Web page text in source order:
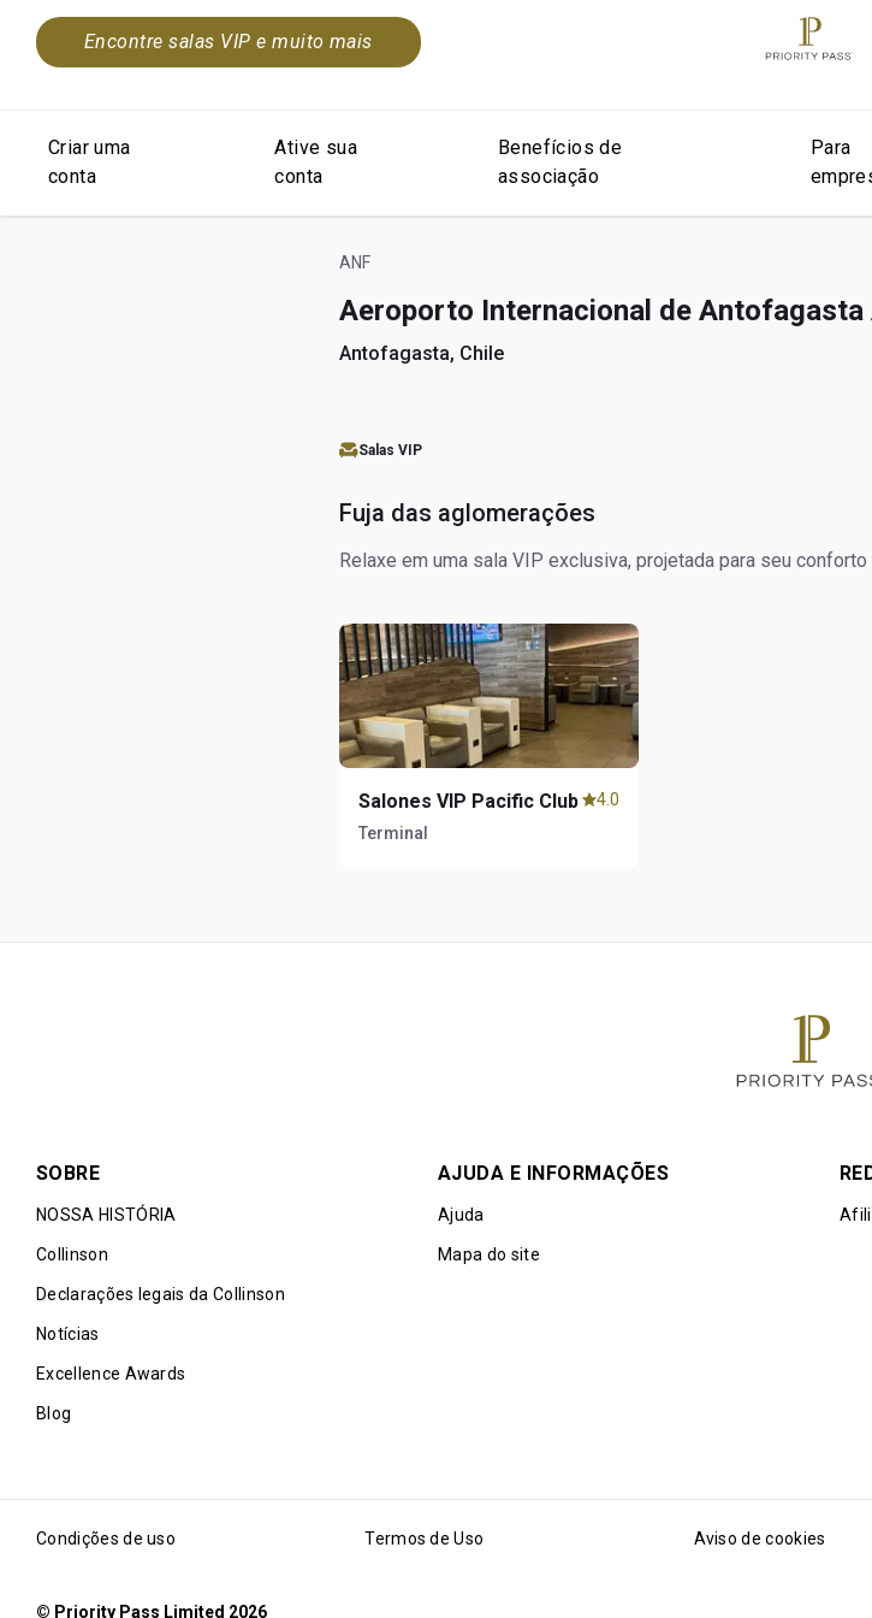
Encontre salas VIP e muito mais
Criar uma
conta
Ative sua
conta
Benefícios de
associação
Para
ANF
Aeroporto Internacional de Antofagasta
Antofagasta, Chile
Salas VIP
Fuja das aglomerações
Relaxe em uma sala VIP exclusiva, projetada para seu conforto
Salones VIP Pacific Club
Terminal
4.0
SOBRE
NOSSA HISTÓRIA
Collinson
Declarações legais da Collinson
Notícias
Excellence Awards
Blog
AJUDA E INFORMAÇÕES
Ajuda
Mapa do site
Condições de uso Termos de Uso Aviso de cookies
© Priority Pass Limited 2026